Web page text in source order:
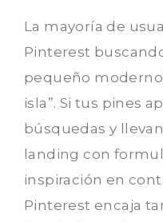
La mayoría de
Pinterest
pequeño
isla”. Si tus pines
búsquedas y
landing con
inspiración en
Pinterest encaja